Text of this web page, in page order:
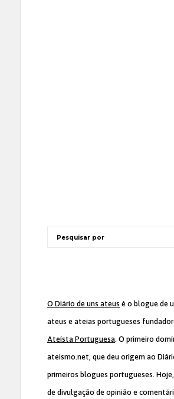
O Diário de uns ateus é o blogue de
ateus e ateias portugueses
Ateísta Portuguesa. O primeiro
ateismo.net, que deu origem ao
primeiros blogues portugueses.
de divulgação de opinião e